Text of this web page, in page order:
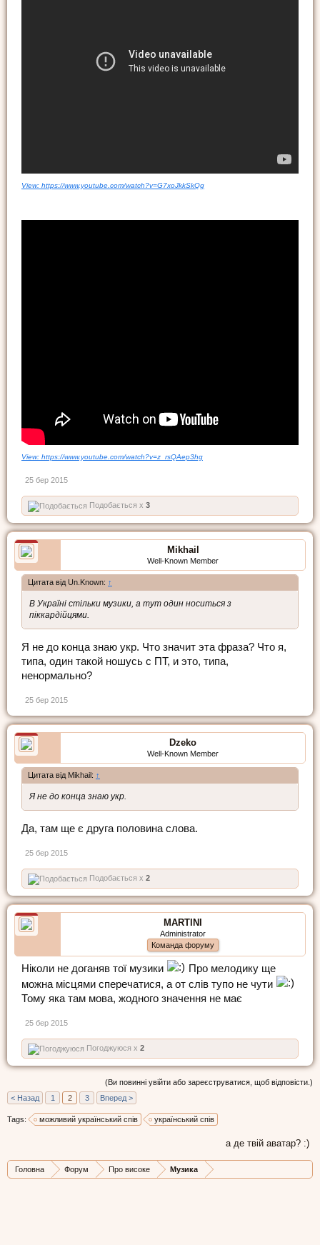
View: https://www.youtube.com/watch?v=G7xoJkkSkQg
View: https://www.youtube.com/watch?v=z_rsQAep3hg
25 бер 2015
Подобається x 3
Mikhail
Well-Known Member
Цитата від Un.Known: ↑
В Україні стільки музики, а тут один носиться з
піккардійцями.
Я не до конца знаю укр. Что значит эта фраза? Что я,
типа, один такой ношусь с ПТ, и это, типа,
ненормально?
25 бер 2015
Dzeko
Well-Known Member
Цитата від Mikhail: ↑
Я не до конца знаю укр.
Да, там ще є друга половина слова.
25 бер 2015
Подобається x 2
MARTINI
Administrator
Команда форуму
Ніколи не доганяв тої музики
Про мелодику ще
можна місцями сперечатися, а от слів тупо не чути
Тому яка там мова, жодного значення не має
25 бер 2015
Погоджуюся x 2
(Ви повинні увійти або зареєструватися, щоб відповісти.)
< Назад
1 2 3 Вперед >
Tags: можливий український спів український спів
а де твій аватар? :)
Головна Форум Про високе Музика